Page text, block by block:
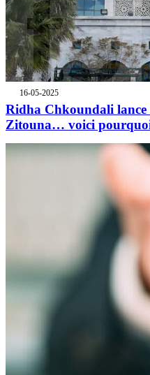
16-05-2025
Ridha Chkoundali lance
Zitouna… voici